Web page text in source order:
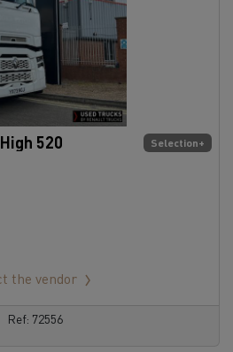
Selection+
520
the vendor
Ref: 72556